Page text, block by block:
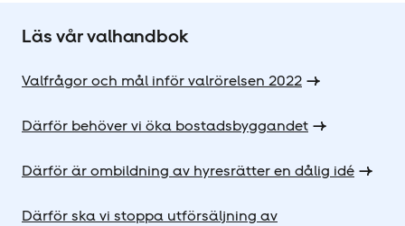
Läs vår valhandbok
Valfrågor och mål inför valrörelsen 2022
Därför behöver vi öka bostadsbyggandet
Därför är ombildning av hyresrätter en dålig idé
Därför ska vi stoppa utförsäljning av